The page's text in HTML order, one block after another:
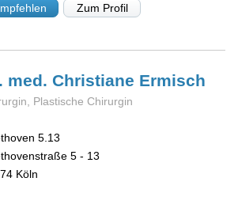
Zum Profil
med. Christiane Ermisch
Plastische Chirurgin
5.13
5 - 13
Köln